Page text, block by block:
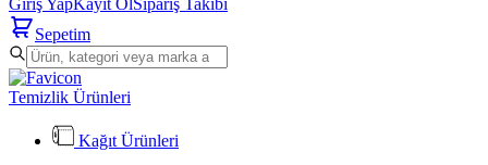
Giriş YapKayıt OlSipariş Takibi
Sepetim
Temizlik Ürünleri
Kağıt Ürünleri